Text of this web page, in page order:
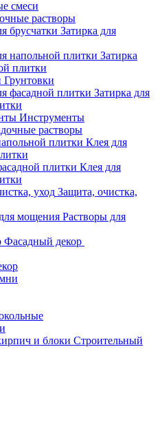
смеси
растворы
Затирка для
Затирка
плитки
Грунтовки
Затирка для
Инструменты
растворы
Клея для
Клея для
Защита, очистка,
Растворы для
Фасадный декор
Строительный